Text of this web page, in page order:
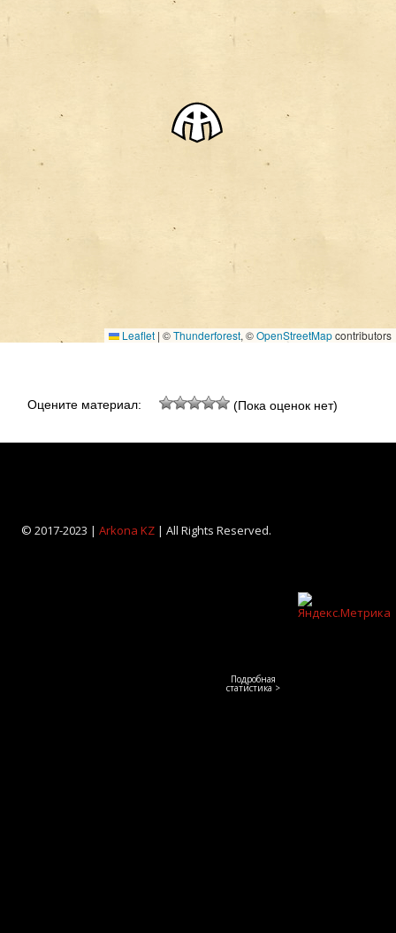
Leaflet | ©Thunderforest, ©OpenStreetMapcontributors
Оцените материал: (Пока оценок нет)
© 2017-2023 | Arkona KZ| All Rights Reserved.
Подробная
статистика >